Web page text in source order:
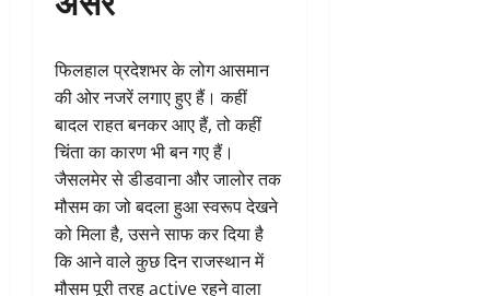
फिलहाल प्रदेशभर के लोग आसमान
की ओर नजरें लगाए हुए हैं। कहीं
बादल राहत बनकर आए हैं, तो कहीं
चिंता का कारण भी बन गए हैं।
जैसलमेर से डीडवाना और जालोर तक
मौसम का जो बदला हुआ स्वरूप देखने
को मिला है, उसने साफ कर दिया है
कि आने वाले कुछ दिन राजस्थान में
मौसम पूरी तरह active रहने वाला